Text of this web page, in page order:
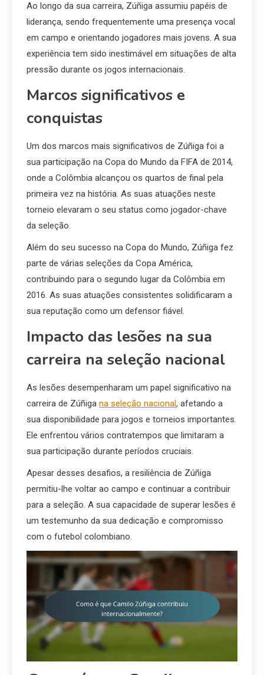
Ao longo da sua carreira, Zúñiga assumiu papéis de
liderança, sendo frequentemente uma presença vocal
em campo e orientando jogadores mais jovens. A sua
experiência tem sido inestimável em situações de alta
pressão durante os jogos internacionais.
Marcos significativos e
conquistas
Um dos marcos mais significativos de Zúñiga foi a
sua participação na Copa do Mundo da FIFA de 2014,
onde a Colômbia alcançou os quartos de final pela
primeira vez na história. As suas atuações neste
torneio elevaram o seu status como jogador-chave
da seleção.
Além do seu sucesso na Copa do Mundo, Zúñiga fez
parte de várias seleções da Copa América,
contribuindo para o segundo lugar da Colômbia em
2016. As suas atuações consistentes solidificaram a
sua reputação como um defensor fiável.
Impacto das lesões na sua
carreira na seleção nacional
As lesões desempenharam um papel significativo na
carreira de Zúñiga na seleção nacional, afetando a
sua disponibilidade para jogos e torneios importantes.
Ele enfrentou vários contratempos que limitaram a
sua participação durante períodos cruciais.
Apesar desses desafios, a resiliência de Zúñiga
permitiu-lhe voltar ao campo e continuar a contribuir
para a seleção. A sua capacidade de superar lesões é
um testemunho da sua dedicação e compromisso
com o futebol colombiano.